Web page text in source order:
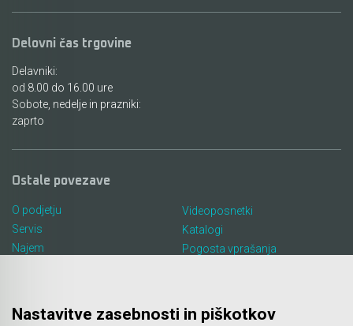
Delovni čas trgovine
Delavniki:
od 8.00 do 16.00 ure
Sobote, nedelje in prazniki:
zaprto
Ostale povezave
O podjetju
Servis
Najem
Videoposnetki
Katalogi
Pogosta vprašanja
Nastavitve zasebnosti in piškotkov